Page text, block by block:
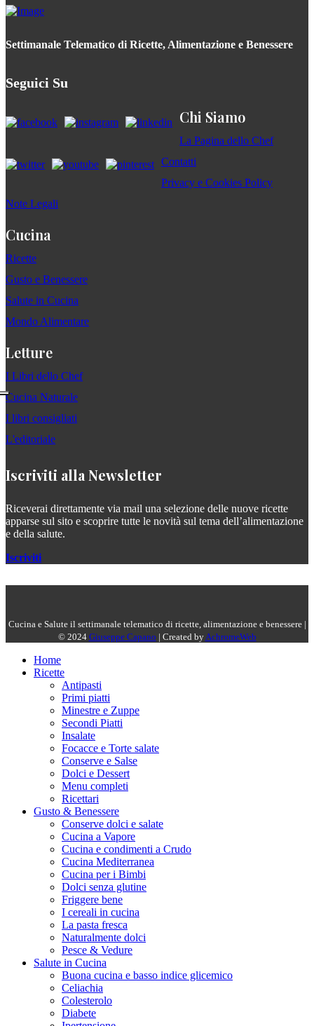
Settimanale Telematico di Ricette, Alimentazione e Benessere
Seguici Su
Chi Siamo
La Pagina dello Chef
Contatti
Privacy e Cookies Policy
Note Legali
Cucina
Ricette
Gusto e Benessere
Salute in Cucina
Mondo Alimentare
Letture
I Libri dello Chef
Cucina Naturale
I libri consigliati
L'editoriale
Iscriviti alla Newsletter
Riceverai direttamente via mail una selezione delle nuove ricette
apparse sul sito e scoprire tutte le novità sul tema dell’alimentazione
e della salute.
Iscriviti
Cucina e Salute il settimanale telematico di ricette, alimentazione e benessere |
© 2024 Giuseppe Capano | Created byAchromeWeb
Home
Ricette
Antipasti
Primi piatti
Minestre e Zuppe
Secondi Piatti
Insalate
Focacce e Torte salate
Conserve e Salse
Dolci e Dessert
Menu completi
Ricettari
Gusto & Benessere
Conserve dolci e salate
Cucina a Vapore
Cucina e condimenti a Crudo
Cucina Mediterranea
Cucina per i Bimbi
Dolci senza glutine
Friggere bene
I cereali in cucina
La pasta fresca
Naturalmente dolci
Pesce & Vedure
Salute in Cucina
Buona cucina e basso indice glicemico
Celiachia
Colesterolo
Diabete